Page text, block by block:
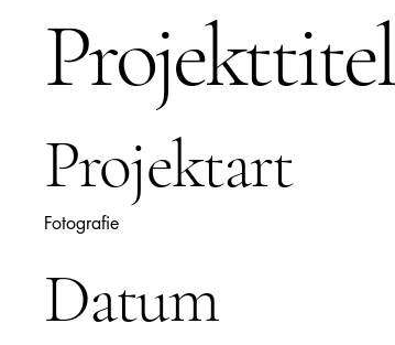
Projekttitel
Projektart
Fotografie
Datum